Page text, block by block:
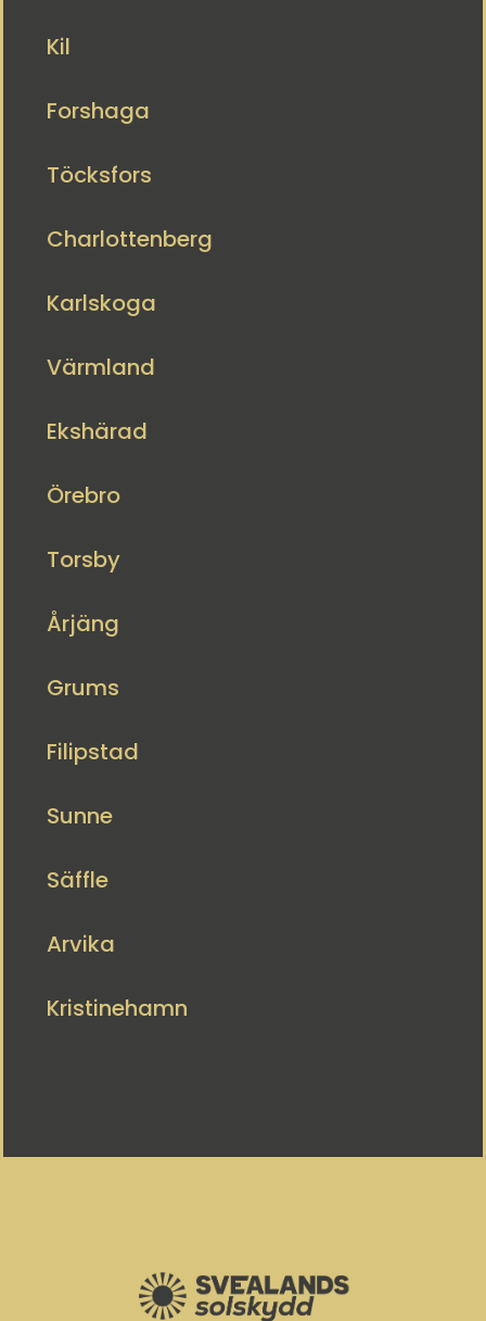
Kil
Forshaga
Töcksfors
Charlottenberg
Karlskoga
Värmland
Ekshärad
Örebro
Torsby
Årjäng
Grums
Filipstad
Sunne
Säffle
Arvika
Kristinehamn